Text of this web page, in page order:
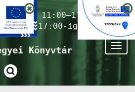
ma:11:00–17:00
17:00-ig)
Könyvtár